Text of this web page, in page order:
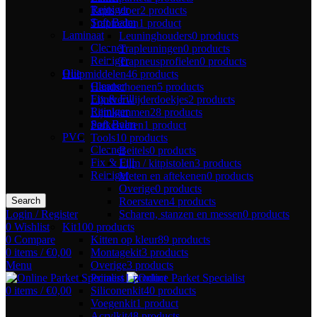
Reiniger
Soft Balm
Laminaat
Cleaner
Reiniger
Olie
Cleaner
Fix & Fill
Reiniger
Soft Balm
PVC
Cleaner
Fix & Fill
Reiniger
Search
Login / Register
0 Wishlist
0 Compare
0 items / €0,00
Menu
0 items / €0,00
Tapis vloer2 products
Traptreden1 product
Leuninghouders0 products
Trapleuningen0 products
Trapneusprofielen0 products
Hulpmiddelen46 products
Handschoenen5 products
Lijmverwijderdoekjes2 products
Lijmkammen28 products
Parketveren1 product
Tools10 products
Beitels0 products
Lijm / kitpistolen3 products
Meten en aftekenen0 products
Overige0 products
Roerstaven4 products
Scharen, stanzen en messen0 products
Kit100 products
Kitten op kleur89 products
Montagekit3 products
Overige3 products
Primers1 product
Siliconenkit40 products
Voegenkit1 product